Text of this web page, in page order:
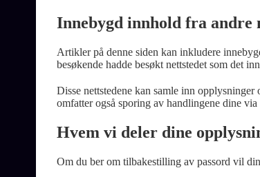
Innebygd innhold fra andre
Artikler på denne siden kan inkludere
besøkende hadde besøkt nettstedet som det
Disse nettstedene kan samle inn
omfatter også sporing av handlingene dine
Hvem vi deler dine
Om du ber om tilbakestilling av passord vil